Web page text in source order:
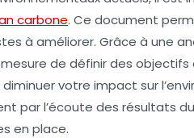
carbone. Ce document
à améliorer. Grâce à une
de définir des objectifs
votre impact sur
par l’écoute des résultats
en place.